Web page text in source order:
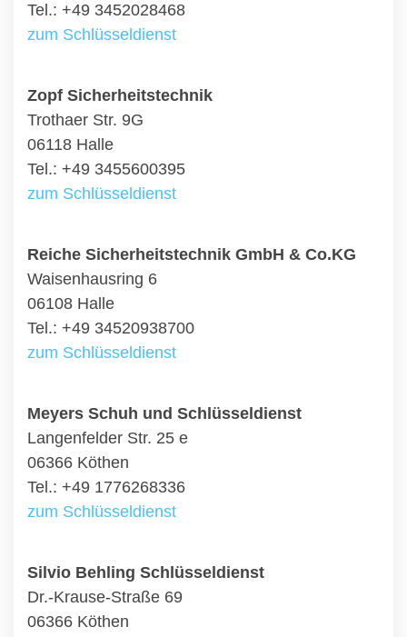
Tel.: +49 3452028468
zum Schlüsseldienst
Zopf Sicherheitstechnik
Trothaer Str. 9G
06118 Halle
Tel.: +49 3455600395
zum Schlüsseldienst
Reiche Sicherheitstechnik GmbH & Co.KG
Waisenhausring 6
06108 Halle
Tel.: +49 34520938700
zum Schlüsseldienst
Meyers Schuh und Schlüsseldienst
Langenfelder Str. 25 e
06366 Köthen
Tel.: +49 1776268336
zum Schlüsseldienst
Silvio Behling Schlüsseldienst
Dr.-Krause-Straße 69
06366 Köthen